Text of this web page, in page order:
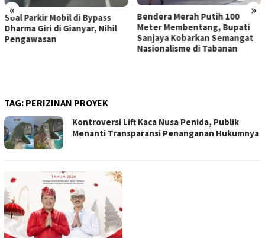
« »
Bendera Merah Putih 100
Meter Membentang, Bupati
Sanjaya Kobarkan Semangat
Sidak Bea Cukai Ngurah Rai,
Komisi I DPRD Bali Tegaskan
Tak Ada Indikasi
Penyalahgunaan Barang
TAG: PERIZINAN PROYEK
Kontroversi Lift Kaca Nusa Penida, Publik
Menanti Transparansi Penanganan Hukumnya